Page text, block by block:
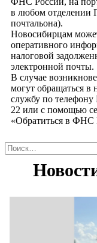
в любом отделении
почтальона).
Новосибирцам
оперативного
налоговой
электронной почты.
В случае
могут обращаться в
службу по телефону
22 или с помощью
«Обратиться в ФНС
Найти: